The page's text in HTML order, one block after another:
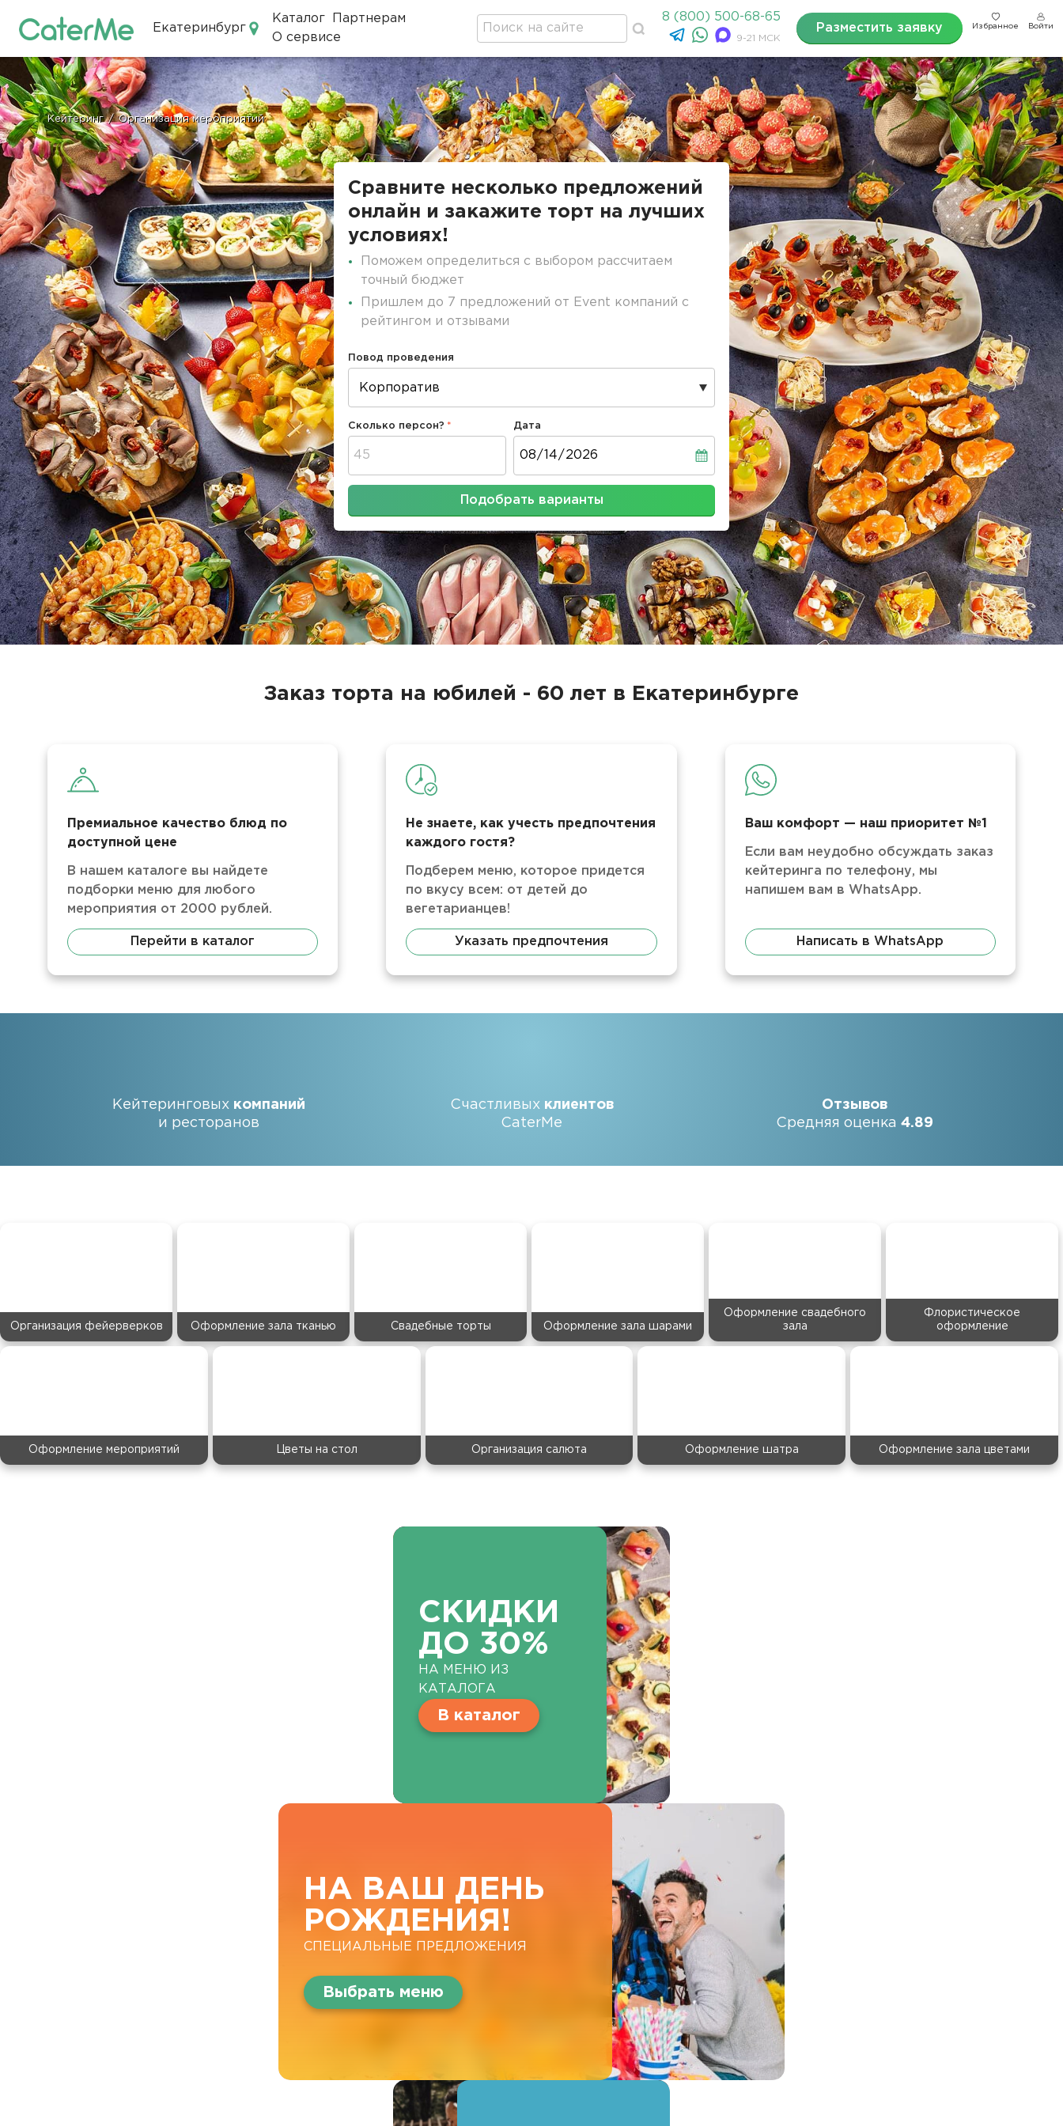
Екатеринбург
Каталог
Партнерам
О сервисе
8 (800) 500-68-65
9-21 МСК
Разместить заявку Избранное Войти
Строка
навигации
Кейтеринг / Организация мероприятий
Сравните несколько предложений
онлайн и закажите торт на лучших
условиях!
Поможем определиться с выбором рассчитаем
точный бюджет
Пришлем до 7 предложений от Event компаний с
рейтингом и отзывами
Повод проведения
Сколько персон? Дата
Подобрать варианты
Заказ торта на юбилей - 60 лет в Екатеринбурге
Премиальное качество блюд по
доступной цене
В нашем каталоге вы найдете
подборки меню для любого
мероприятия от 2000 рублей.
Перейти в каталог
Не знаете, как учесть предпочтения
каждого гостя?
Подберем меню, которое придется
по вкусу всем: от детей до
вегетарианцев!
Указать предпочтения
Ваш комфорт — наш приоритет №1
Если вам неудобно обсуждать заказ
кейтеринга по телефону, мы
напишем вам в WhatsApp.
Написать в WhatsApp
Кейтеринговых компаний
и ресторанов
Счастливых клиентов
CaterMe
Отзывов
Средняя оценка 4.89
Организация фейерверков Оформление зала тканью Свадебные торты Оформление зала шарами
Оформление свадебного
зала
Флористическое
оформление
Оформление мероприятий Цветы на стол Организация салюта Оформление шатра Оформление зала цветами
СКИДКИ
ДО 30%
НА МЕНЮ ИЗ
КАТАЛОГА
В каталог
НА ВАШ ДЕНЬ
РОЖДЕНИЯ!
СПЕЦИАЛЬНЫЕ ПРЕДЛОЖЕНИЯ
Выбрать меню